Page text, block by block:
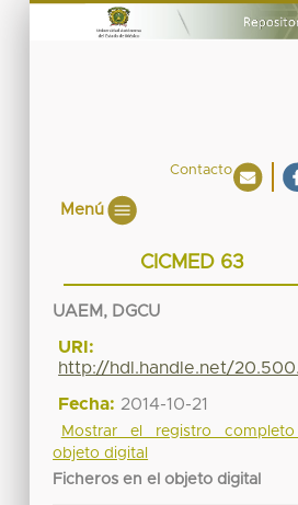
Contacto
Menú
CICMED 63
UAEM, DGCU
URI:
http://hdl.handle.net/
Fecha: 2014-10-21
Mostrar el registro
objeto digital
Ficheros en el objeto digital